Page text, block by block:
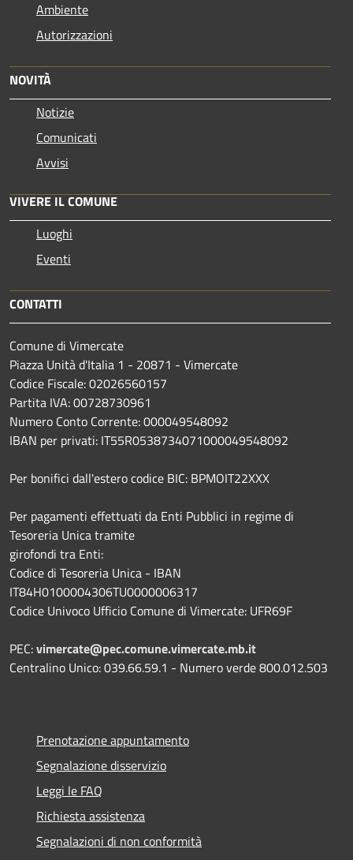
Ambiente
Autorizzazioni
NOVITÀ
Notizie
Comunicati
Avvisi
VIVERE IL COMUNE
Luoghi
Eventi
CONTATTI
Comune di Vimercate
Piazza Unità d'Italia 1 - 20871 - Vimercate
Codice Fiscale: 02026560157
Partita IVA: 00728730961
Numero Conto Corrente: 000049548092
IBAN per privati: IT55R0538734071000049548092
Per bonifici dall'estero codice BIC: BPMOIT22XXX
Per pagamenti effettuati da Enti Pubblici in regime di
Tesoreria Unica tramite
girofondi tra Enti:
Codice di Tesoreria Unica - IBAN
IT84H0100004306TU0000006317
Codice Univoco Ufficio Comune di Vimercate: UFR69F
PEC:vimercate@pec.comune.vimercate.mb.it
Centralino Unico: 039.66.59.1 - Numero verde 800.012.503
Prenotazione appuntamento
Segnalazione disservizio
Leggi le FAQ
Richiesta assistenza
Segnalazioni di non conformità